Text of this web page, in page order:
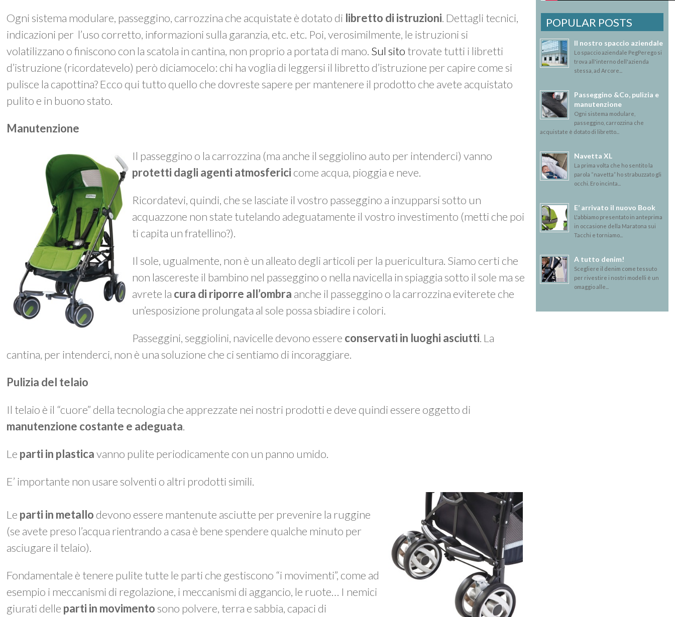
Ogni sistema modulare, passeggino, carrozzina che acquistate è dotato di libretto di istruzioni. Dettagli tecnici,
indicazioni per l’uso corretto, informazioni sulla garanzia, etc. etc. Poi, verosimilmente, le istruzioni si
volatilizzano o finiscono con la scatola in cantina, non proprio a portata di mano. Sul sito trovate tutti i libretti
d’istruzione (ricordatevelo) però diciamocelo: chi ha voglia di leggersi il libretto d’istruzione per capire come si
pulisce la capottina? Ecco qui tutto quello che dovreste sapere per mantenere il prodotto che avete acquistato
pulito e in buono stato.
Manutenzione
Il passeggino o la carrozzina (ma anche il seggiolino auto per intenderci) vanno
protetti dagli agenti atmosferici come acqua, pioggia e neve.
Ricordatevi, quindi, che se lasciate il vostro passeggino a inzupparsi sotto un
acquazzone non state tutelando adeguatamente il vostro investimento (metti che poi
ti capita un fratellino?).
Il sole, ugualmente, non è un alleato degli articoli per la puericultura. Siamo certi che
non lascereste il bambino nel passeggino o nella navicella in spiaggia sotto il sole ma se
avrete la cura di riporre all’ombra anche il passeggino o la carrozzina eviterete che
un’esposizione prolungata al sole possa sbiadire i colori.
Passeggini, seggiolini, navicelle devono essere conservati in luoghi asciutti. La
cantina, per intenderci, non è una soluzione che ci sentiamo di incoraggiare.
Pulizia del telaio
Il telaio è il “cuore” della tecnologia che apprezzate nei nostri prodotti e deve quindi essere oggetto di
manutenzione costante e adeguata.
Le parti in plasticavanno pulite periodicamente con un panno umido.
E’ importante non usare solventi o altri prodotti simili.
Le parti in metallo devono essere mantenute asciutte per prevenire la ruggine
(se avete preso l’acqua rientrando a casa è bene spendere qualche minuto per
asciugare il telaio).
Fondamentale è tenere pulite tutte le parti che gestiscono “i movimenti”, come ad
esempio i meccanismi di regolazione, i meccanismi di aggancio, le ruote… I nemici
giurati delle parti in movimento sono polvere, terra e sabbia, capaci di
POPULAR POSTS
Il nostro spaccio aziendale
Lo spaccio aziendale PegPerego si
trova all'interno dell'azienda
stessa, ad Arcore...
Passeggino &Co, pulizia e
manutenzione
Ogni sistema modulare,
passeggino, carrozzina che
acquistate è dotato di libretto...
Navetta XL
La prima volta che ho sentito la
parola “navetta” ho strabuzzato gli
occhi. Ero incinta...
E’ arrivato il nuovo Book
L'abbiamo presentato in anteprima
in occasione della Maratona sui
Tacchi e torniamo...
A tutto denim!
Scegliere il denim come tessuto
per rivestire i nostri modelli è un
omaggio alle...